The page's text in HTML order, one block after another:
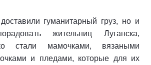
гуманитарный груз, но и
жительниц Луганска,
стали мамочками, вязаными
и пледами, которые для их